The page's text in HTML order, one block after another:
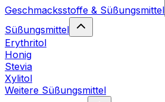
Geschmacksstoffe & Süßungsmittel
Süßungsmittel
Erythritol
Honig
Stevia
Xylitol
Weitere Süßungsmittel